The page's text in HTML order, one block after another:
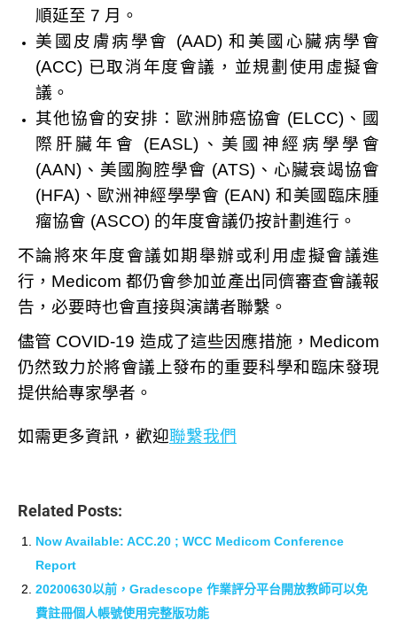
順延至 7 月。
美國皮膚病學會 (AAD) 和美國心臟病學會
(ACC) 已取消年度會議，並規劃使用虛擬會
議。
其他協會的安排：歐洲肺癌協會 (ELCC)、國
際肝臟年會 (EASL)、美國神經病學學會
(AAN)、美國胸腔學會 (ATS)、心臟衰竭協會
(HFA)、歐洲神經學學會 (EAN) 和美國臨床腫
瘤協會 (ASCO) 的年度會議仍按計劃進行。
不論將來年度會議如期舉辦或利用虛擬會議進
行，Medicom 都仍會參加並產出同儕審查會議報
告，必要時也會直接與演講者聯繫。
儘管 COVID-19 造成了這些因應措施，Medicom
仍然致力於將會議上發布的重要科學和臨床發現
提供給專家學者。
如需更多資訊，歡迎聯繫我們
Related Posts:
Now Available: ACC.20 ; WCC Medicom Conference
Report
20200630以前，Gradescope 作業評分平台開放教師可以免
費註冊個人帳號使用完整版功能